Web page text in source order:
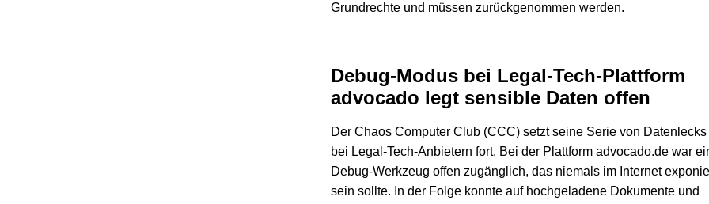
Grundrechte und müssen zurückgenommen werden.
Debug-Modus bei Legal-Tech-Plattform
advocado legt sensible Daten offen
Der Chaos Computer Club (CCC) setzt seine Serie von Datenlecks
bei Legal-Tech-Anbietern fort. Bei der Plattform advocado.de war
Debug-Werkzeug offen zugänglich, das niemals im Internet
sein sollte. In der Folge konnte auf hochgeladene Dokumente und